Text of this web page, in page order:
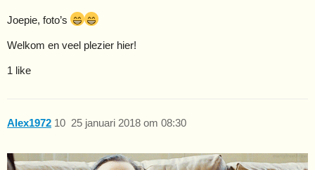
Joepie, foto’s
Welkom en veel plezier hier!
1 like
Alex1972 25 januari 2018 om 08:30
10